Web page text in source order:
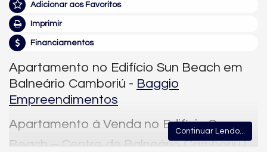
Adicionar aos Favoritos
Imprimir
Financiamentos
Apartamento no Edifício Sun Beach em
Balneário Camboriú - Baggio
Empreendimentos
Apartamento à Venda no Edifício Sun
Beach – Centro de Balneário Camboriú |
Continuar Lendo...